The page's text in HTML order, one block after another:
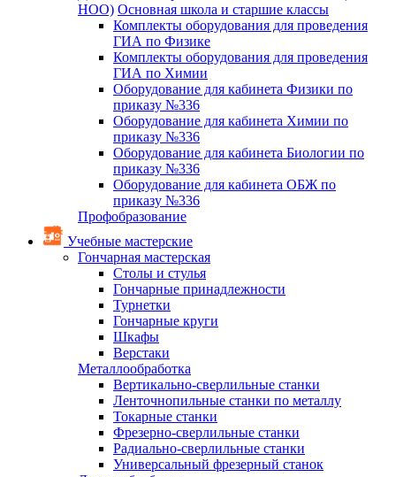
НОО) Основная школа и старшие классы
Комплекты оборудования для проведения
ГИА по Физике
Комплекты оборудования для проведения
ГИА по Химии
Оборудование для кабинета Физики по
приказу №336
Оборудование для кабинета Химии по
приказу №336
Оборудование для кабинета Биологии по
приказу №336
Оборудование для кабинета ОБЖ по
приказу №336
Профобразование
Учебные мастерские
Гончарная мастерская
Столы и стулья
Гончарные принадлежности
Турнетки
Гончарные круги
Шкафы
Верстаки
Металлообработка
Вертикально-сверлильные станки
Ленточнопильные станки по металлу
Токарные станки
Фрезерно-сверлильные станки
Радиально-сверлильные станки
Универсальный фрезерный станок